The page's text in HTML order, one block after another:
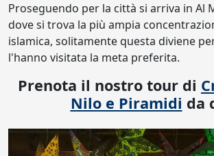
Proseguendo per la città si arriva in Al
dove si trova la più ampia
islamica, solitamente questa diviene
l'hanno visitata la meta preferita.
Prenota il nostro tour di
Nilo e Piramidi da